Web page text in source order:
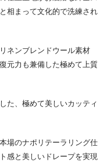
相まって文化的で洗練され
ネンブレンドウール素材
元力も兼備した極めて上質
た、極めて美しいカッティ
場のナポリテーラリング仕
感と美しいドレープを実現